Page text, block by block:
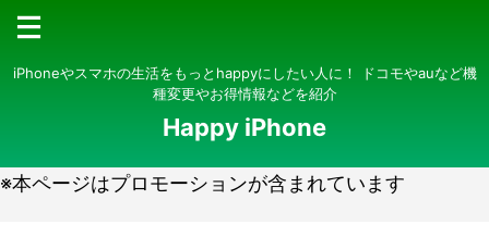
iPhoneやスマホの生活をもっとhappyにしたい人に！ ドコモやauなど機
種変更やお得情報などを紹介
Happy iPhone
※本ページはプロモーションが含まれています